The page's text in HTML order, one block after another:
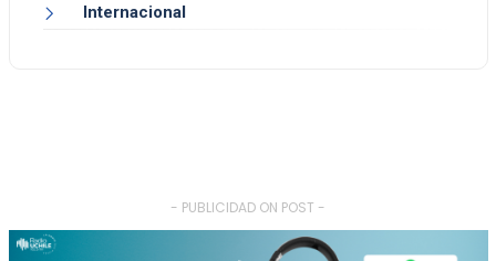
Internacional
- PUBLICIDAD ON POST -